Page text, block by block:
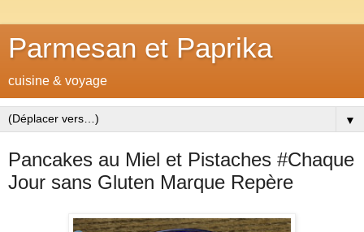
Parmesan et Paprika
cuisine & voyage
▼
Pancakes au Miel et Pistaches #Chaque
Jour sans Gluten Marque Repère